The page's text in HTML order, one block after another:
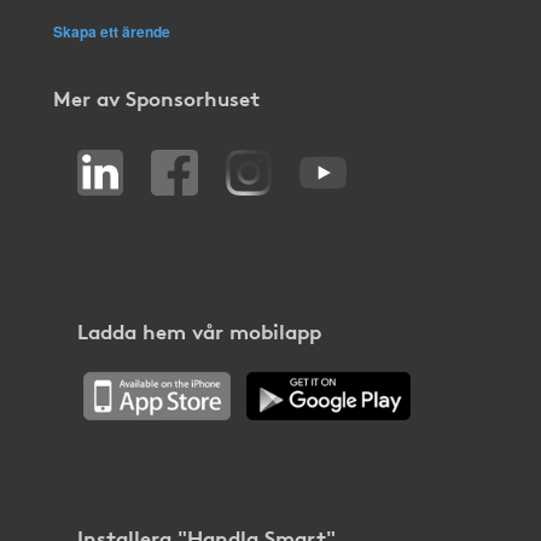
Skapa ett ärende
Mer av Sponsorhuset
Ladda hem vår mobilapp